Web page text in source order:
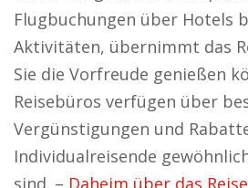
Flugbuchungen über Hotels
Aktivitäten, übernimmt das
Sie die Vorfreude genießen
Reisebüros verfügen über
Vergünstigungen und
Individualreisende
sind. – Daheim über das